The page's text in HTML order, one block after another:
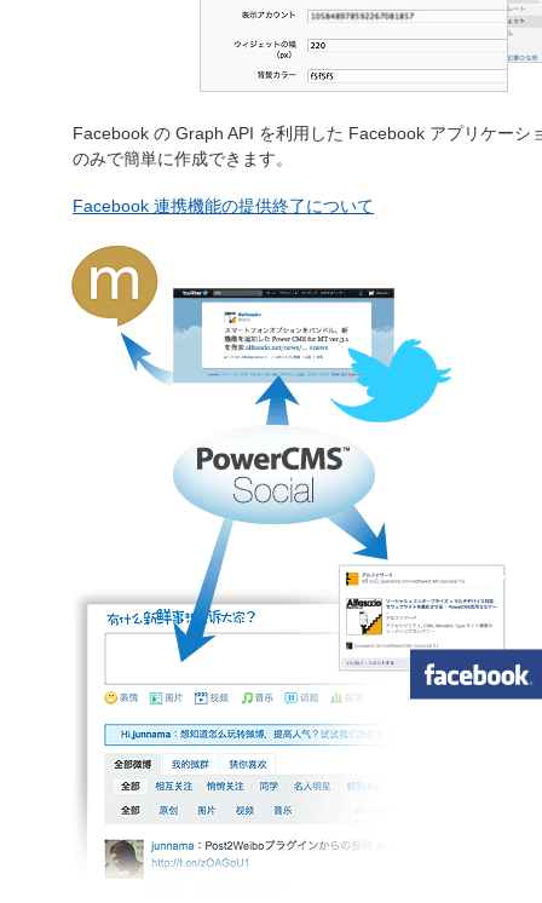
Facebook の Graph API を利用した Facebook アプリケー
のみで簡単に作成できます。
Facebook 連携機能の提供終了について